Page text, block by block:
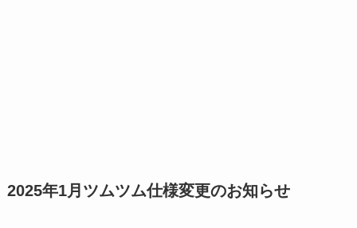
2025年1月ツムツム仕様変更のお知らせ